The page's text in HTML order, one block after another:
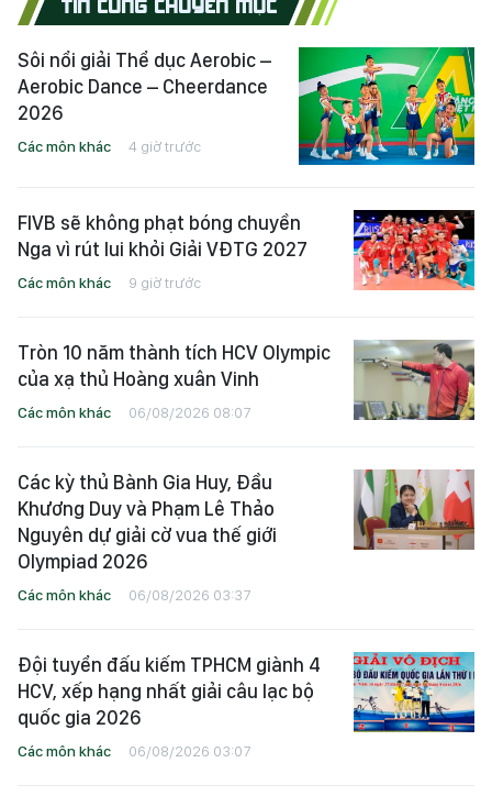
TIN CÙNG CHUYÊN MỤC
Sôi nổi giải Thể dục Aerobic –
Aerobic Dance – Cheerdance
2026
Các môn khác 4 giờ trước
FIVB sẽ không phạt bóng chuyền
Nga vì rút lui khỏi Giải VĐTG 2027
Các môn khác 9 giờ trước
Tròn 10 năm thành tích HCV Olympic
của xạ thủ Hoàng xuân Vinh
Các môn khác 06/08/2026 08:07
Các kỳ thủ Bành Gia Huy, Đầu
Khương Duy và Phạm Lê Thảo
Nguyên dự giải cờ vua thế giới
Olympiad 2026
Các môn khác 06/08/2026 03:37
Đội tuyển đấu kiếm TPHCM giành 4
HCV, xếp hạng nhất giải câu lạc bộ
quốc gia 2026
Các môn khác 06/08/2026 03:07